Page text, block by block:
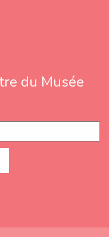
du Musée